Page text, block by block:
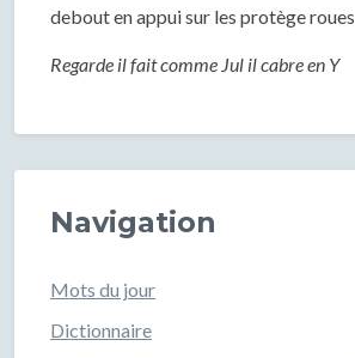
debout en appui sur les protège roues
Regarde il fait comme Jul il cabre en Y
Navigation
Mots du jour
Dictionnaire